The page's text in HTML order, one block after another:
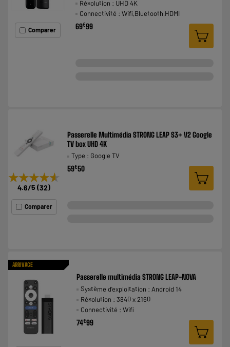
Comparer
Résolution : UHD 4K
Connectivité : Wifi,Bluetooth,HDMI
69€99
★★★★★
★★★★★
4.6/5 (32)
Comparer
Passerelle Multimédia STRONG LEAP S3+ V2 Google
TV box UHD 4K
Type : Google TV
59€50
ARRIVAGE
Passerelle multimédia STRONG LEAP-NOVA
Système d'exploitation : Android 14
Résolution : 3840 x 2160
Connectivité : Wifi
74€99